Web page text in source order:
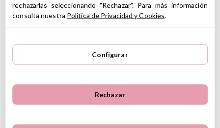
¡Atención!: Este producto, si lo eliges personalizado, lleva
un tiempo de producción adicional. (Independientemente
CARACTERÍSTICAS
Material:100% poliéster
Medidas: largo 20cm x alto 24cm x ancho 9,5cm
Cierre en clip en el pecho
La personalización de este producto se hace con
Se personalizan nombres de hasta 12 caracteres
rechazarlas seleccionando "Rechazar". Para más información
consulta nuestra Política de Privacidad y Cookies
Configurar
Rechazar